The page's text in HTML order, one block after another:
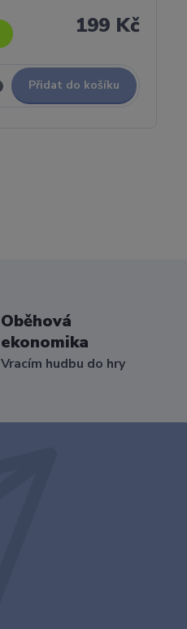
199 Kč
Přidat do košíku
Oběhová
ekonomika
Vracím hudbu do hry